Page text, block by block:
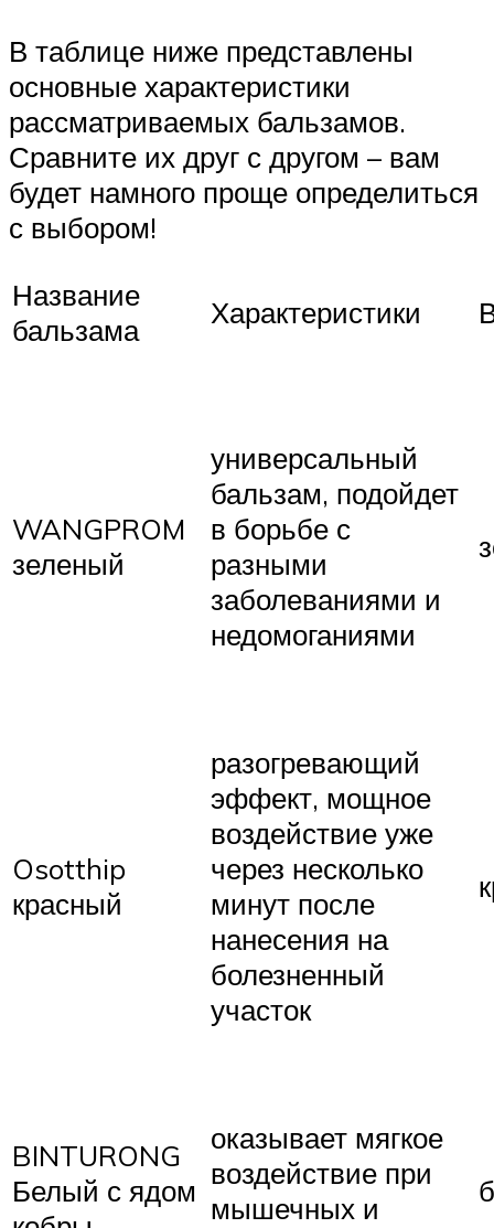
В таблице ниже представлены
основные характеристики
рассматриваемых бальзамов.
Сравните их друг с другом – вам
будет намного проще определиться
с выбором!
Название
бальзама
Характеристики
WANGPROM
зеленый
универсальный
бальзам, подойдет
в борьбе с
разными
заболеваниями и
недомоганиями
Osotthip
красный
разогревающий
эффект, мощное
воздействие уже
через несколько
минут после
нанесения на
болезненный
участок
BINTURONG
Белый с ядом
оказывает мягкое
воздействие при
мышечных и